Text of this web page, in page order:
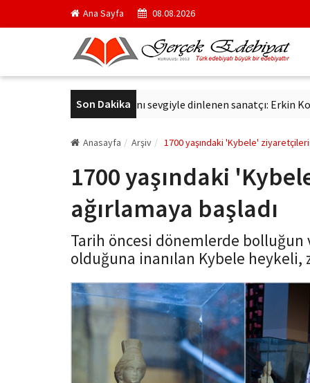
Ana Sayfa 08.08.2026
Son Dakika
Altmış yıldır aynı sevgiyle dinlenen sanatçı: Erkin Koray
Anasayfa Arşiv 1700 yaşındaki 'Kybele'
1700 yaşındaki
ağırlamaya başladı
Tarih öncesi dönemlerde
olduğuna inanılan Kybele heykeli,